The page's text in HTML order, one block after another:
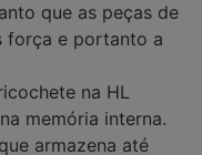
que as peças de
força e portanto a
na HL
memória interna.
armazena até